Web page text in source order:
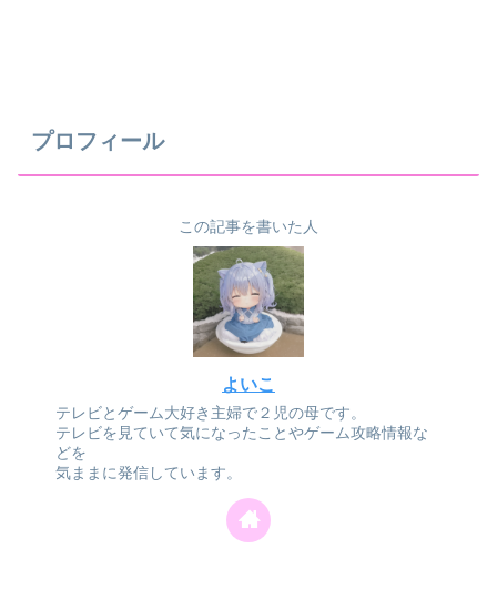
プロフィール
この記事を書いた人
よいこ
テレビとゲーム大好き主婦で２児の母です。
テレビを見ていて気になったことやゲーム攻略情報な
どを
気ままに発信しています。